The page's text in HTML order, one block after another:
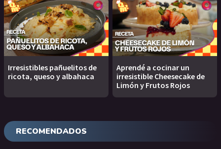
Irresistibles pañuelitos de
ricota, queso y albahaca
Aprendé a cocinar un
irresistible Cheesecake de
Limón y Frutos Rojos
RECOMENDADOS